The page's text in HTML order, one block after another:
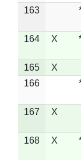
163
164 X
165 X
166
167 X
168 X